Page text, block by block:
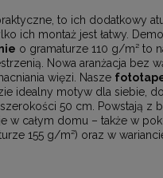
to ich dodatkowy
ich montaż jest łatwy.
o gramaturze 110 g/m² to
Nowa aranżacja
więzi. Nasze
idealny motyw dla siebie,
50 cm. Powstają z
w całym domu – także w
155 g/m²) oraz w